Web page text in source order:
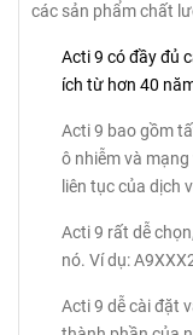
các sản phẩm chất
Acti 9 có đầy đủ
ích từ hơn 40
Acti 9 bao gồm
ô nhiễm và
liên tục của dịch
Acti 9 rất dễ
nó. Ví dụ:
Acti 9 dễ cài đặt